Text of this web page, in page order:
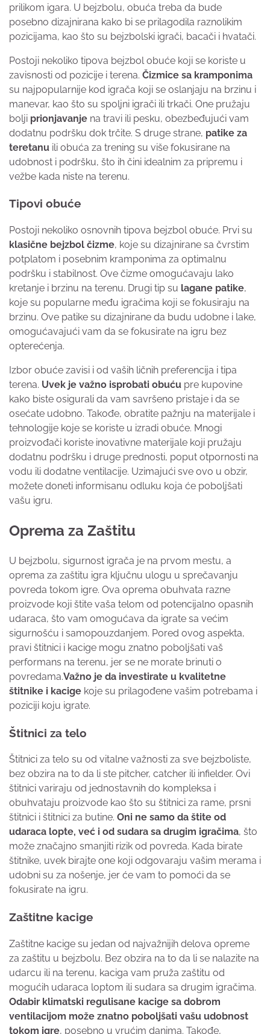
prilikom igara. U bejzbolu, obuća treba da bude
posebno dizajnirana kako bi se prilagodila raznolikim
pozicijama, kao što su bejzbolski igrači, bacači i hvatači.
Postoji nekoliko tipova bejzbol obuće koji se koriste u
zavisnosti od pozicije i terena. Čizmice sa kramponima
su najpopularnije kod igrača koji se oslanjaju na brzinu i
manevar, kao što su spoljni igrači ili trkači. One pružaju
bolji prionjavanje na travi ili pesku, obezbeđujući vam
dodatnu podršku dok trčite. S druge strane, patike za
teretanu ili obuća za trening su više fokusirane na
udobnost i podršku, što ih čini idealnim za pripremu i
vežbe kada niste na terenu.
Tipovi obuće
Postoji nekoliko osnovnih tipova bejzbol obuće. Prvi su
klasične bejzbol čizme, koje su dizajnirane sa čvrstim
potplatom i posebnim kramponima za optimalnu
podršku i stabilnost. Ove čizme omogućavaju lako
kretanje i brzinu na terenu. Drugi tip su lagane patike,
koje su popularne među igračima koji se fokusiraju na
brzinu. Ove patike su dizajnirane da budu udobne i lake,
omogućavajući vam da se fokusirate na igru bez
opterećenja.
Izbor obuće zavisi i od vaših ličnih preferencija i tipa
terena. Uvek je važno isprobati obuću pre kupovine
kako biste osigurali da vam savršeno pristaje i da se
osećate udobno. Takođe, obratite pažnju na materijale i
tehnologije koje se koriste u izradi obuće. Mnogi
proizvođači koriste inovativne materijale koji pružaju
dodatnu podršku i druge prednosti, poput otpornosti na
vodu ili dodatne ventilacije. Uzimajući sve ovo u obzir,
možete doneti informisanu odluku koja će poboljšati
vašu igru.
Oprema za Zaštitu
U bejzbolu, sigurnost igrača je na prvom mestu, a
oprema za zaštitu igra ključnu ulogu u sprečavanju
povreda tokom igre. Ova oprema obuhvata razne
proizvode koji štite vaša telom od potencijalno opasnih
udaraca, što vam omogućava da igrate sa većim
sigurnošću i samopouzdanjem. Pored ovog aspekta,
pravi štitnici i kacige mogu znatno poboljšati vaš
performans na terenu, jer se ne morate brinuti o
povredama.Važno je da investirate u kvalitetne
štitnike i kacige koje su prilagođene vašim potrebama i
poziciji koju igrate.
Štitnici za telo
Štitnici za telo su od vitalne važnosti za sve bejzboliste,
bez obzira na to da li ste pitcher, catcher ili infielder. Ovi
štitnici variraju od jednostavnih do kompleksa i
obuhvataju proizvode kao što su štitnici za rame, prsni
štitnici i štitnici za butine. Oni ne samo da štite od
udaraca lopte, već i od sudara sa drugim igračima, što
može značajno smanjiti rizik od povreda. Kada birate
štitnike, uvek birajte one koji odgovaraju vašim merama i
udobni su za nošenje, jer će vam to pomoći da se
fokusirate na igru.
Zaštitne kacige
Zaštitne kacige su jedan od najvažnijih delova opreme
za zaštitu u bejzbolu. Bez obzira na to da li se nalazite na
udarcu ili na terenu, kaciga vam pruža zaštitu od
mogućih udaraca loptom ili sudara sa drugim igračima.
Odabir klimatski regulisane kacige sa dobrom
ventilacijom može znatno poboljšati vašu udobnost
tokom igre, posebno u vrućim danima. Takođe,